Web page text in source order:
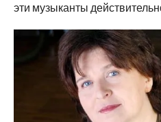
эти музыканты